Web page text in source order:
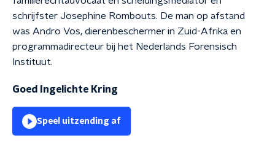
schrijfster Josephine Rombouts. De man op afstand
was Andro Vos, dierenbeschermer in Zuid-Afrika en
programmadirecteur bij het Nederlands Forensisch
Instituut.
Goed Ingelichte Kring
Speel uitzending af